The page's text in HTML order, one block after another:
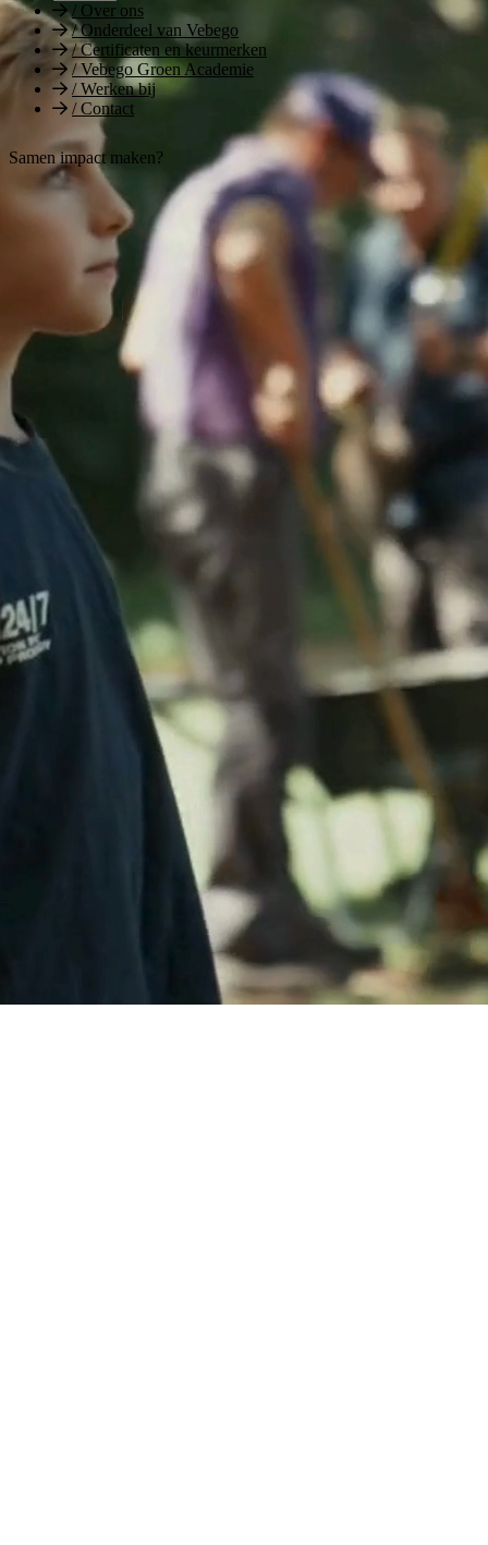
/ Over ons
/Onderdeel van Vebego
/Certificaten en keurmerken
/Vebego Groen Academie
/Werken bij
/Contact
Samen impact maken?